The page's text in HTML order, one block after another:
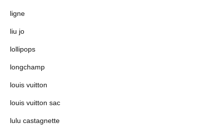
ligne
liu jo
lollipops
longchamp
louis vuitton
louis vuitton sac
lulu castagnette